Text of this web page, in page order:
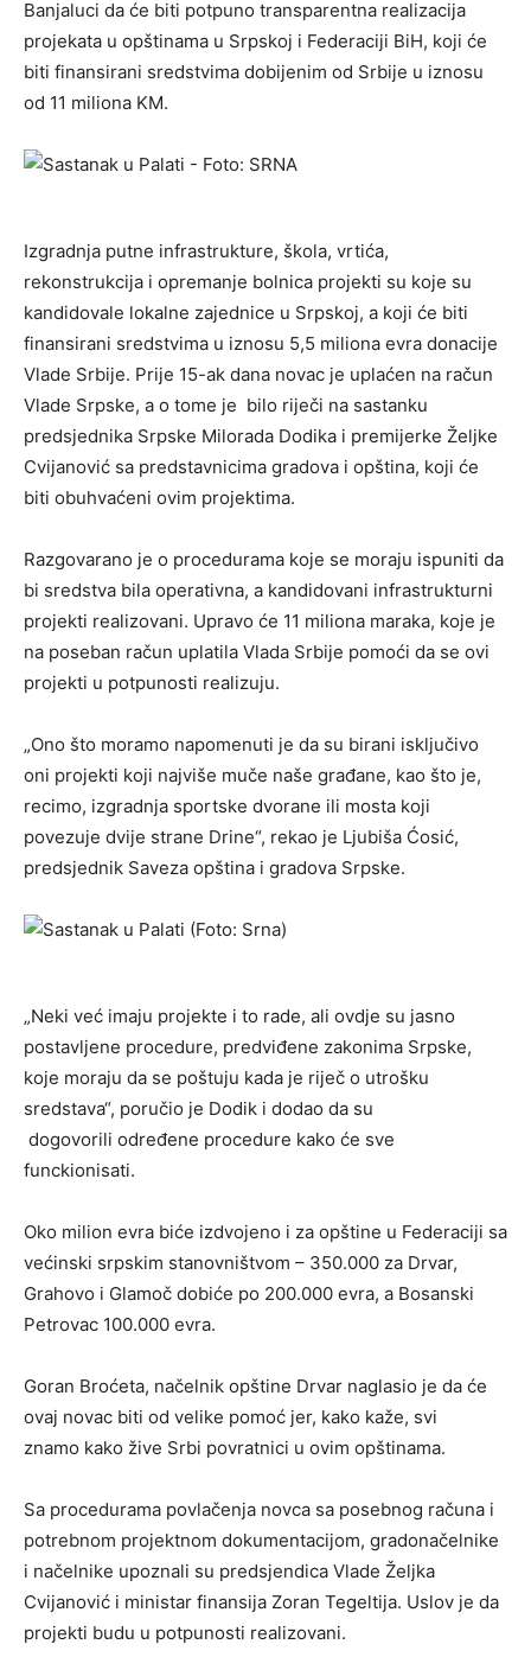
Banjaluci da će biti potpuno transparentna realizacija
projekata u opštinama u Srpskoj i Federaciji BiH, koji će
biti finansirani sredstvima dobijenim od Srbije u iznosu
od 11 miliona KM.
Izgradnja putne infrastrukture, škola, vrtića,
rekonstrukcija i opremanje bolnica projekti su koje su
kandidovale lokalne zajednice u Srpskoj, a koji će biti
finansirani sredstvima u iznosu 5,5 miliona evra donacije
Vlade Srbije. Prije 15-ak dana novac je uplaćen na račun
Vlade Srpske, a o tome je bilo riječi na sastanku
predsjednika Srpske Milorada Dodika i premijerke Željke
Cvijanović sa predstavnicima gradova i opština, koji će
biti obuhvaćeni ovim projektima.
Razgovarano je o procedurama koje se moraju ispuniti da
bi sredstva bila operativna, a kandidovani infrastrukturni
projekti realizovani. Upravo će 11 miliona maraka, koje je
na poseban račun uplatila Vlada Srbije pomoći da se ovi
projekti u potpunosti realizuju.
„Ono što moramo napomenuti je da su birani isključivo
oni projekti koji najviše muče naše građane, kao što je,
recimo, izgradnja sportske dvorane ili mosta koji
povezuje dvije strane Drine“, rekao je Ljubiša Ćosić,
predsjednik Saveza opština i gradova Srpske.
„Neki već imaju projekte i to rade, ali ovdje su jasno
postavljene procedure, predviđene zakonima Srpske,
koje moraju da se poštuju kada je riječ o utrošku
sredstava“, poručio je Dodik i dodao da su
dogovorili određene procedure kako će sve
funckionisati.
Oko milion evra biće izdvojeno i za opštine u Federaciji sa
većinski srpskim stanovništvom – 350.000 za Drvar,
Grahovo i Glamoč dobiće po 200.000 evra, a Bosanski
Petrovac 100.000 evra.
Goran Broćeta, načelnik opštine Drvar naglasio je da će
ovaj novac biti od velike pomoć jer, kako kaže, svi
znamo kako žive Srbi povratnici u ovim opštinama.
Sa procedurama povlačenja novca sa posebnog računa i
potrebnom projektnom dokumentacijom, gradonačelnike
i načelnike upoznali su predsjendica Vlade Željka
Cvijanović i ministar finansija Zoran Tegeltija. Uslov je da
projekti budu u potpunosti realizovani.